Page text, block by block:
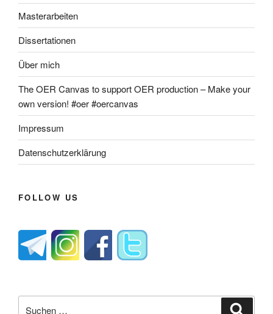
Masterarbeiten
Dissertationen
Über mich
The OER Canvas to support OER production – Make your
own version! #oer #oercanvas
Impressum
Datenschutzerklärung
FOLLOW US